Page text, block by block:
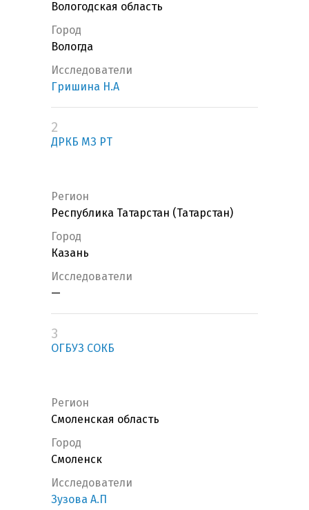
Вологодская область
Город
Вологда
Исследователи
Гришина Н.А
2
ДРКБ МЗ РТ
Регион
Республика Татарстан (Татарстан)
Город
Казань
Исследователи
—
3
ОГБУЗ СОКБ
Регион
Смоленская область
Город
Смоленск
Исследователи
Зузова А.П